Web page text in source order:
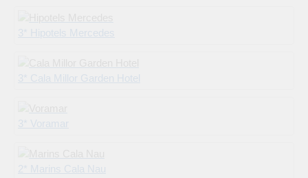
3* Hipotels Mercedes
3* Cala Millor Garden Hotel
3* Voramar
2* Marins Cala Nau